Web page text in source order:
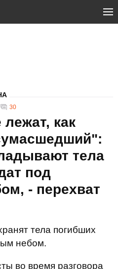
30
как
тела
под
- перехват
тела погибших
небом.
во время разговора